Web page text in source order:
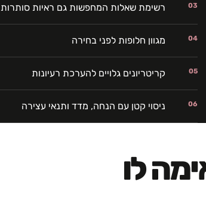
03 רשימת שאלות המחפשות גם ראיות סותרות
04 מגוון חלופות לפני בחירה
05 קריטריונים גלויים להערכת רעיונות
06 ניסוי קטן עם הנחה, מדד ותנאי עצירה
לו